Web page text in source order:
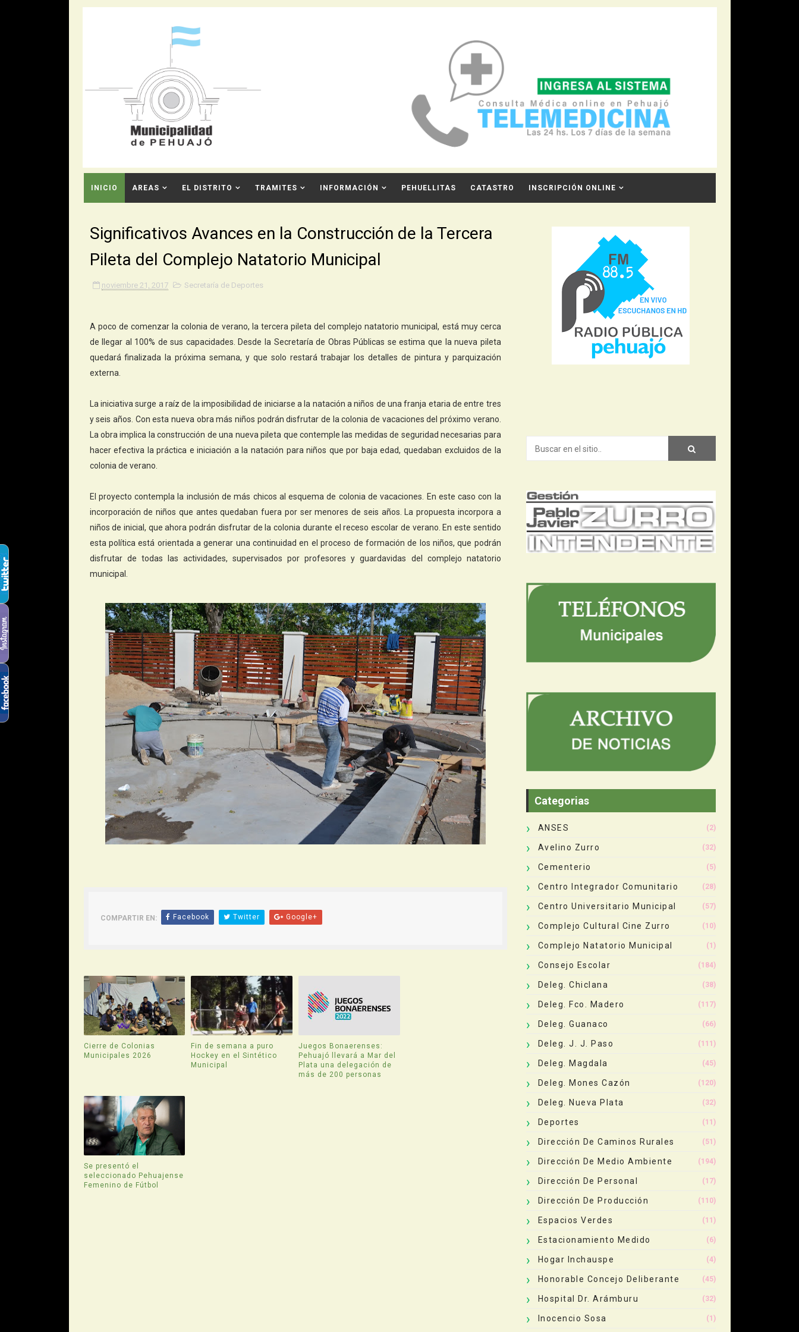
INICIO AREAS EL DISTRITO TRAMITES INFORMACIÓN PEHUELLITAS CATASTRO INSCRIPCIÓN ONLINE
Significativos Avances en la Construcción de la Tercera
Pileta del Complejo Natatorio Municipal
noviembre 21, 2017 Secretaría de Deportes
A poco de comenzar la colonia de verano, la tercera pileta del complejo natatorio municipal, está muy cerca
de llegar al 100% de sus capacidades. Desde la Secretaría de Obras Públicas se estima que la nueva pileta
quedará finalizada la próxima semana, y que solo restará trabajar los detalles de pintura y parquización
externa.
La iniciativa surge a raíz de la imposibilidad de iniciarse a la natación a niños de una franja etaria de entre tres
y seis años. Con esta nueva obra más niños podrán disfrutar de la colonia de vacaciones del próximo verano.
La obra implica la construcción de una nueva pileta que contemple las medidas de seguridad necesarias para
hacer efectiva la práctica e iniciación a la natación para niños que por baja edad, quedaban excluidos de la
colonia de verano.
El proyecto contempla la inclusión de más chicos al esquema de colonia de vacaciones. En este caso con la
incorporación de niños que antes quedaban fuera por ser menores de seis años. La propuesta incorpora a
niños de inicial, que ahora podrán disfrutar de la colonia durante el receso escolar de verano. En este sentido
esta política está orientada a generar una continuidad en el proceso de formación de los niños, que podrán
disfrutar de todas las actividades, supervisados por profesores y guardavidas del complejo natatorio
municipal.
COMPARTIR EN: Facebook Twitter Google+
Cierre de Colonias
Municipales 2026
Fin de semana a puro
Hockey en el Sintético
Municipal
Juegos Bonaerenses:
Pehuajó llevará a Mar del
Plata una delegación de
más de 200 personas
Se presentó el
seleccionado Pehuajense
Femenino de Fútbol
Categorias
ANSES (2)
Avelino Zurro (32)
Cementerio (5)
Centro Integrador Comunitario (28)
Centro Universitario Municipal (57)
Complejo Cultural Cine Zurro (10)
Complejo Natatorio Municipal (1)
Consejo Escolar (184)
Deleg. Chiclana (38)
Deleg. Fco. Madero (117)
Deleg. Guanaco (66)
Deleg. J. J. Paso (111)
Deleg. Magdala (45)
Deleg. Mones Cazón (120)
Deleg. Nueva Plata (32)
Deportes (11)
Dirección De Caminos Rurales (51)
Dirección De Medio Ambiente (194)
Dirección De Personal (17)
Dirección De Producción (110)
Espacios Verdes (11)
Estacionamiento Medido (6)
Hogar Inchauspe (4)
Honorable Concejo Deliberante (45)
Hospital Dr. Arámburu (32)
Inocencio Sosa (1)